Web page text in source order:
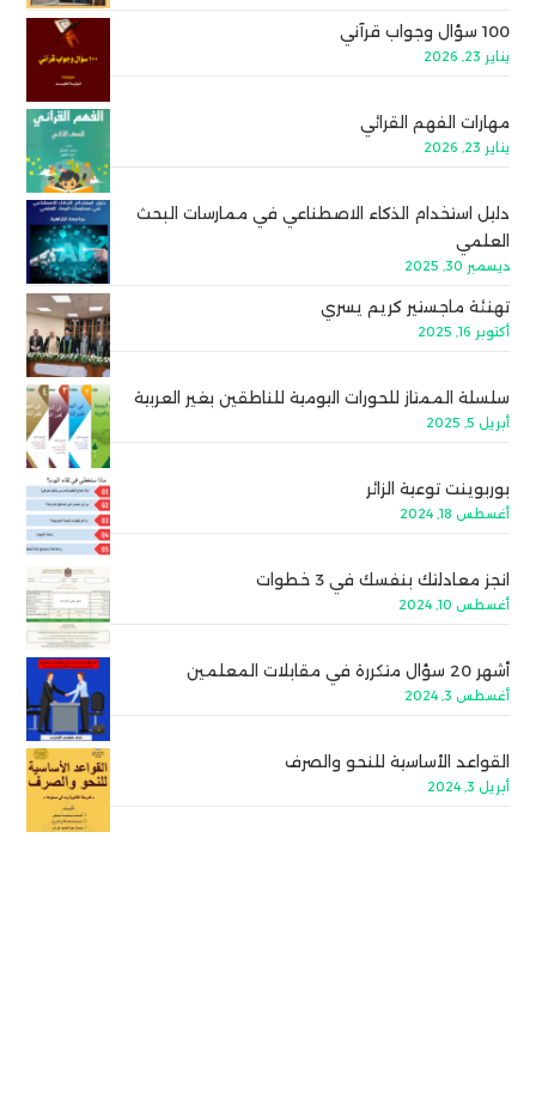
100 سؤال وجواب قرآني
يناير 23, 2026
مهارات الفهم القرائي
يناير 23, 2026
دليل استخدام الذكاء الاصطناعي في ممارسات البحث
العلمي
ديسمبر 30, 2025
تهنئة ماجستير كريم يسري
أكتوبر 16, 2025
سلسلة الممتاز للحورات اليومية للناطقين بغير العربية
أبريل 5, 2025
بوربوينت توعية الزائر
أغسطس 18, 2024
انجز معادلتك بنفسك في 3 خطوات
أغسطس 10, 2024
أشهر 20 سؤال متكررة في مقابلات المعلمين
أغسطس 3, 2024
القواعد الأساسية للنحو والصرف
أبريل 3, 2024